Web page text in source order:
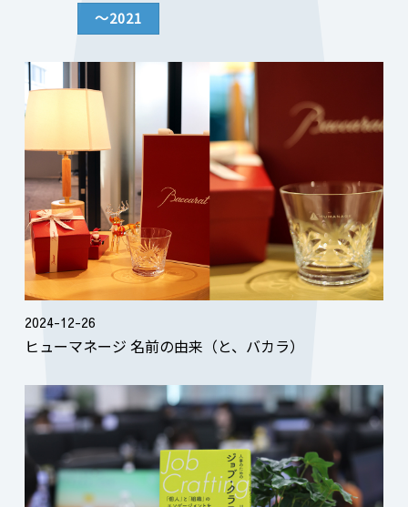
～2021
2024-12-26
ヒューマネージ 名前の由来（と、バカラ）